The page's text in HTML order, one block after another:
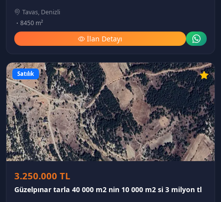
Tavas, Denizli
8450 m²
İlan Detayı
Satılık
3.250.000 TL
Güzelpınar tarla 40 000 m2 nin 10 000 m2 si 3 milyon tl